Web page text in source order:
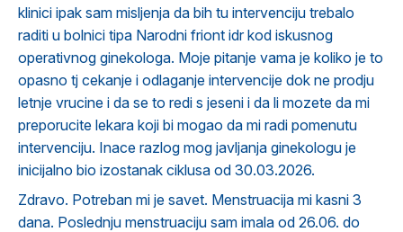
klinici ipak sam misljenja da bih tu intervenciju trebalo
raditi u bolnici tipa Narodni friont idr kod iskusnog
operativnog ginekologa. Moje pitanje vama je koliko je to
opasno tj cekanje i odlaganje intervencije dok ne prodju
letnje vrucine i da se to redi s jeseni i da li mozete da mi
preporucite lekara koji bi mogao da mi radi pomenutu
intervenciju. Inace razlog mog javljanja ginekologu je
inicijalno bio izostanak ciklusa od 30.03.2026.
Zdravo. Potreban mi je savet. Menstruacija mi kasni 3
dana. Poslednju menstruaciju sam imala od 26.06. do